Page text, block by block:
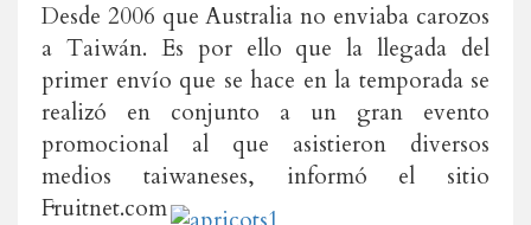
Desde 2006 que Australia no enviaba carozos
a Taiwán. Es por ello que la llegada del
primer envío que se hace en la temporada se
realizó en conjunto a un gran evento
promocional al que asistieron diversos
medios taiwaneses, informó el sitio
Fruitnet.com